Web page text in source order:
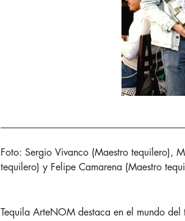
Foto: Sergio Vivanco (Maestro tequilero),
tequilero) y Felipe Camarena (Maestro
Tequila ArteNOM destaca en el mundo